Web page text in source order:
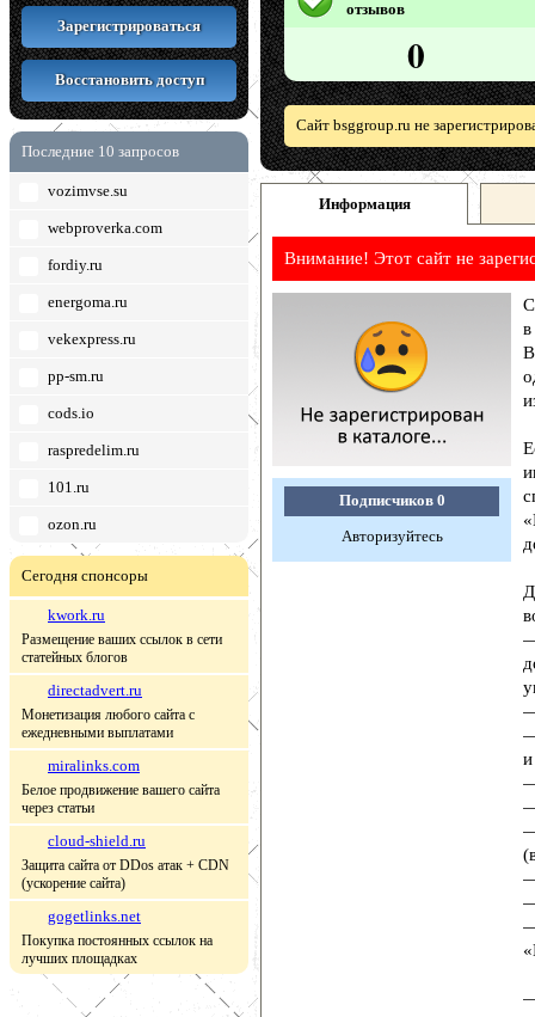
Зарегистрироваться
Восстановить доступ
Последние 10 запросов
vozimvse.su
webproverka.com
fordiy.ru
energoma.ru
vekexpress.ru
pp-sm.ru
cods.io
raspredelim.ru
101.ru
ozon.ru
Сегодня спонсоры
kwork.ru
Размещение ваших ссылок в сети
статейных блогов
directadvert.ru
Монетизация любого сайта с
ежедневными выплатами
miralinks.com
Белое продвижение вашего сайта
через статьи
cloud-shield.ru
Защита сайта от DDos атак + CDN
(ускорение сайта)
gogetlinks.net
Покупка постоянных ссылок на
лучших площадках
отзывов
0
Сайт bsggroup.ru не
Информация
Внимание! Этот сайт не
Подписчиков 0
Авторизуйтесь